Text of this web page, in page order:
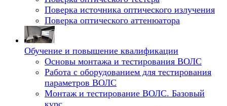
Поверка источника оптического излучения
Поверка оптического аттенюатора
Обучение и повышение квалификации
Основы монтажа и тестирования ВОЛС
Работа с оборудованием для тестирования
параметров ВОЛС
Монтаж и тестирование ВОЛС. Базовый
курс